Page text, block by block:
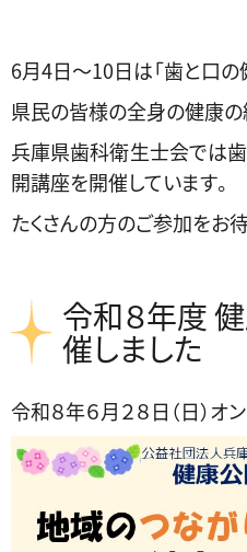
6月4日～10日は「歯と口の
県民の皆様の全身の健康の
兵庫県歯科衛生士会では
開講座を開催しています。
たくさんの方のご参加をお
令和８年度
催しました
令和８年６月２８日（日）オ